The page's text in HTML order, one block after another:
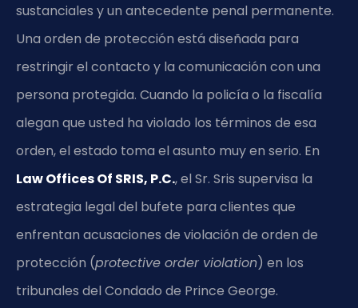
sustanciales y un antecedente penal permanente.
Una orden de protección está diseñada para
restringir el contacto y la comunicación con una
persona protegida. Cuando la policía o la fiscalía
alegan que usted ha violado los términos de esa
orden, el estado toma el asunto muy en serio. En
Law Offices Of SRIS, P.C., el Sr. Sris supervisa la
estrategia legal del bufete para clientes que
enfrentan acusaciones de violación de orden de
protección (protective order violation) en los
tribunales del Condado de Prince George.